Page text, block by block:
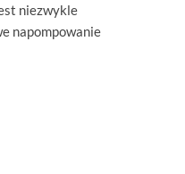
niezwykle
napompowanie